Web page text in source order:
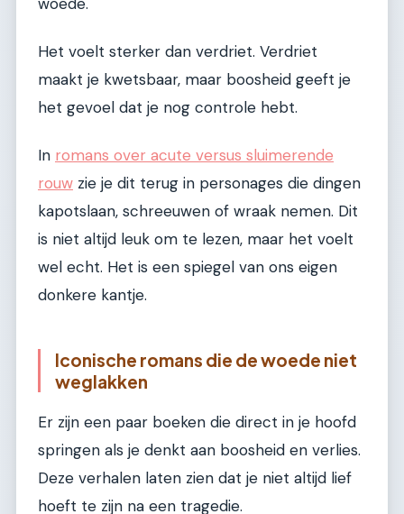
Het voelt sterker dan verdriet. Verdriet
maakt je kwetsbaar, maar boosheid geeft je
het gevoel dat je nog controle hebt.
In romans over acute versus sluimerende
rouw zie je dit terug in personages die dingen
kapotslaan, schreeuwen of wraak nemen. Dit
is niet altijd leuk om te lezen, maar het voelt
wel echt. Het is een spiegel van ons eigen
donkere kantje.
Iconische romans die de woede niet
weglakken
Er zijn een paar boeken die direct in je hoofd
springen als je denkt aan boosheid en verlies.
Deze verhalen laten zien dat je niet altijd lief
hoeft te zijn na een tragedie.